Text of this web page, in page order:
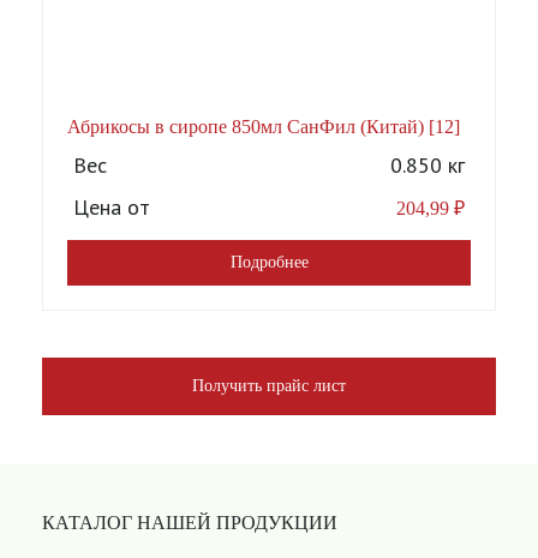
Абрикосы в сиропе 850мл СанФил (Китай) [12]
Вес
0.850 кг
Цена от
204,99 ₽
Подробнее
Получить прайс лист
КАТАЛОГ НАШЕЙ ПРОДУКЦИИ